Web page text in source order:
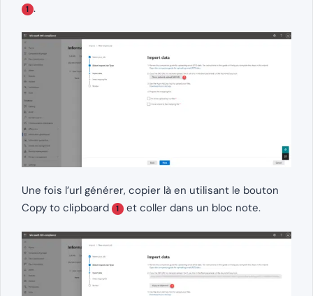
1 .
Une fois l’url générer, copier là en utilisant le bouton
Copy to clipboard
1 et coller dans un bloc note.